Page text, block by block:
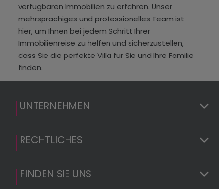
verfügbaren Immobilien zu erfahren. Unser
mehrsprachiges und professionelles Team ist
hier, um Ihnen bei jedem Schritt Ihrer
Immobilienreise zu helfen und sicherzustellen,
dass Sie die perfekte Villa für Sie und Ihre Familie
finden.
UNTERNEHMEN
RECHTLICHES
FINDEN SIE UNS